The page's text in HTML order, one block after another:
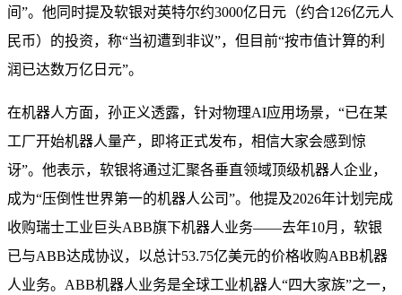
间”。他同时提及软银对英特尔约3000亿日元（约合126亿元人
民币）的投资，称“当初遭到非议”，但目前“按市值计算的利
润已达数万亿日元”。
在机器人方面，孙正义透露，针对物理AI应用场景，“已在某
工厂开始机器人量产，即将正式发布，相信大家会感到惊
讶”。他表示，软银将通过汇聚各垂直领域顶级机器人企业，
成为“压倒性世界第一的机器人公司”。他提及2026年计划完成
收购瑞士工业巨头ABB旗下机器人业务——去年10月，软银
已与ABB达成协议，以总计53.75亿美元的价格收购ABB机器
人业务。ABB机器人业务是全球工业机器人“四大家族”之一，